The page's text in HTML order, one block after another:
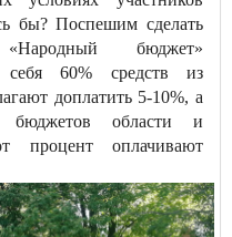
бы? Поспешим сделать
бюджет»
себя 60% средств из
доплатить 5-10%, а
бюджетов области и
процент оплачивают